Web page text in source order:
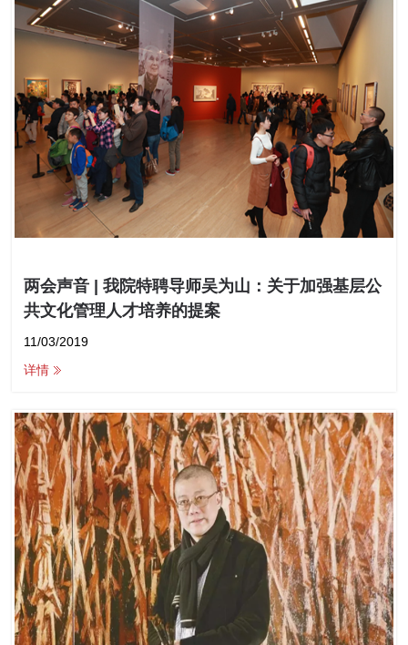
两会声音 | 我院特聘导师吴为山：关于加强基层公
共文化管理人才培养的提案
11/03/2019
详情